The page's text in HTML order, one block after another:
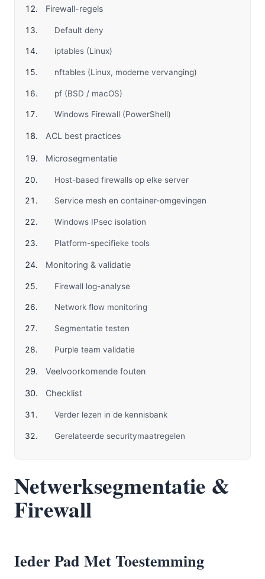
Firewall-regels
Default deny
iptables (Linux)
nftables (Linux, moderne vervanging)
pf (BSD / macOS)
Windows Firewall (PowerShell)
ACL best practices
Microsegmentatie
Host-based firewalls op elke server
Service mesh en container-omgevingen
Windows IPsec isolation
Platform-specifieke tools
Monitoring & validatie
Firewall log-analyse
Network flow monitoring
Segmentatie testen
Purple team validatie
Veelvoorkomende fouten
Checklist
Verder lezen in de kennisbank
Gerelateerde securitymaatregelen
Netwerksegmentatie &
Firewall
Ieder Pad Met Toestemming